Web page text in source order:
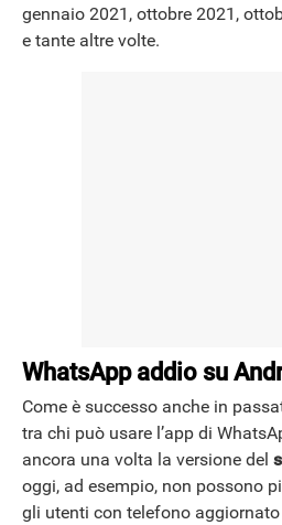
gennaio 2021, ottobre 2021,
e tante altre volte.
WhatsApp addio su
Come è successo anche in
tra chi può usare l’app di
ancora una volta la versione del
oggi, ad esempio, non possono
gli utenti con telefono aggiornato